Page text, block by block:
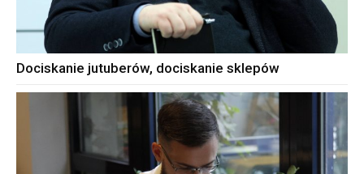
Dociskanie jutuberów, dociskanie sklepów